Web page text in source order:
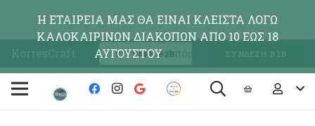
KorresCraft ΕΓΓΡΑΦΗ Β2Β ΣΥΝΔΕΣΗ Β2Β
Η ΕΤΑΙΡΕΙΑ ΜΑΣ ΘΑ ΕΙΝΑΙ ΚΛΕΙΣΤΑ ΛΟΓΩ
ΚΑΛΟΚΑΙΡΙΝΩΝ ΔΙΑΚΟΠΩΝ ΑΠΟ 10 ΕΩΣ 18
ΑΥΓΟΥΣΤΟΥΑπόρριψη